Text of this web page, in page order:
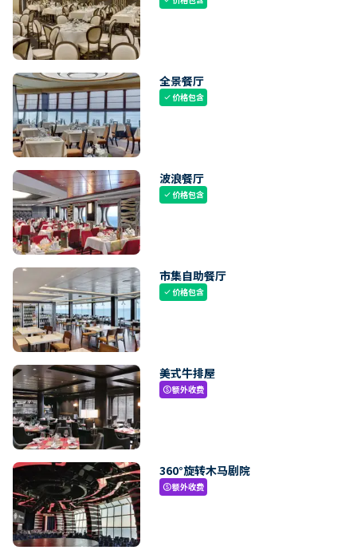
全景餐厅
check价格包含
波浪餐厅
check价格包含
市集自助餐厅
check价格包含
美式牛排屋
paid额外收费
360°旋转木马剧院
paid额外收费